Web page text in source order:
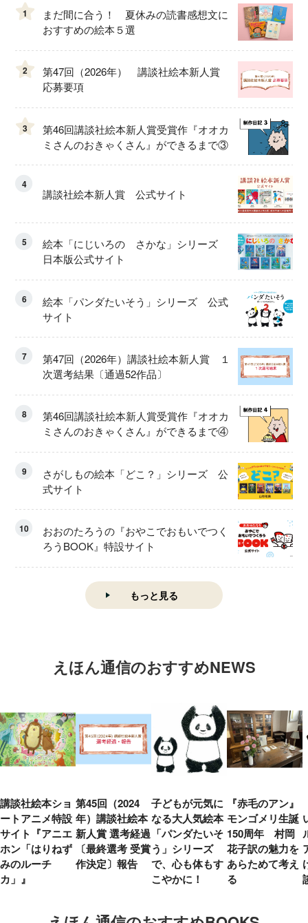
1
まだ間に合う！ 夏休みの読書感想文に
おすすめの絵本５選
2
第47回（2026年） 講談社絵本新人賞
応募要項
3
第46回講談社絵本新人賞受賞作『オオカ
ミさんのおきゃくさん』ができるまで③
4
講談社絵本新人賞 公式サイト
5
絵本「にじいろの さかな」シリーズ
日本版公式サイト
6
絵本「パンダたいそう」シリーズ 公式
サイト
7
第47回（2026年）講談社絵本新人賞 １
次選考結果〔通過52作品〕
8
第46回講談社絵本新人賞受賞作『オオカ
ミさんのおきゃくさん』ができるまで④
9
さがしもの絵本「どこ？」シリーズ 公
式サイト
10
おおのたろうの『おやこでおもいでつく
ろうBOOK』特設サイト
もっと見る
えほん通信のおすすめNEWS
講談社絵本ショ
ートアニメ特設
サイト『アニエ
ホン「はりねず
みのルーチ
カ」』
第45回（2024
年）講談社絵本
新人賞 選考経過
〔最終選考 受賞
作決定〕報告
子どもが元気に
なる大人気絵本
「パンダたいそ
う」シリーズ
で、心も体もす
こやかに！
『赤毛のアン』
モンゴメリ生誕
150周年 村岡
花子訳の魅力を
あらためて考え
る